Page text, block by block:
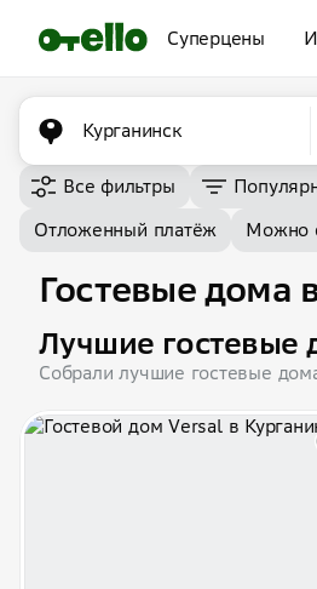
Суперцены
Курганинск
Все фильтры
Отложенный платёж
Можно
Гостевые дома
Лучшие гостевые
Собрали лучшие гостевые